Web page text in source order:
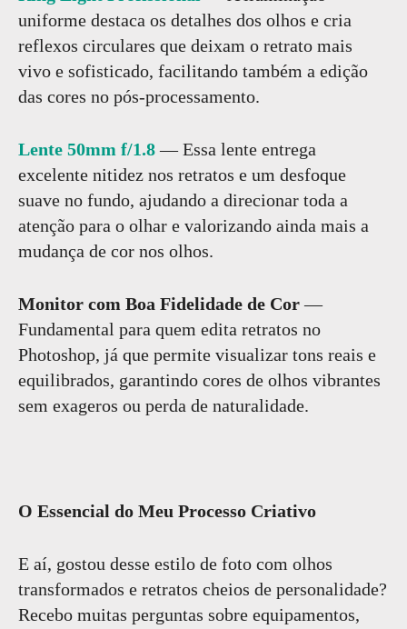
uniforme destaca os detalhes dos olhos e cria
reflexos circulares que deixam o retrato mais
vivo e sofisticado, facilitando também a edição
das cores no pós-processamento.
Lente 50mm f/1.8— Essa lente entrega
excelente nitidez nos retratos e um desfoque
suave no fundo, ajudando a direcionar toda a
atenção para o olhar e valorizando ainda mais a
mudança de cor nos olhos.
Monitor com Boa Fidelidade de Cor—
Fundamental para quem edita retratos no
Photoshop, já que permite visualizar tons reais e
equilibrados, garantindo cores de olhos vibrantes
sem exageros ou perda de naturalidade.
O Essencial do Meu Processo Criativo
E aí, gostou desse estilo de foto com olhos
transformados e retratos cheios de personalidade?
Recebo muitas perguntas sobre equipamentos,